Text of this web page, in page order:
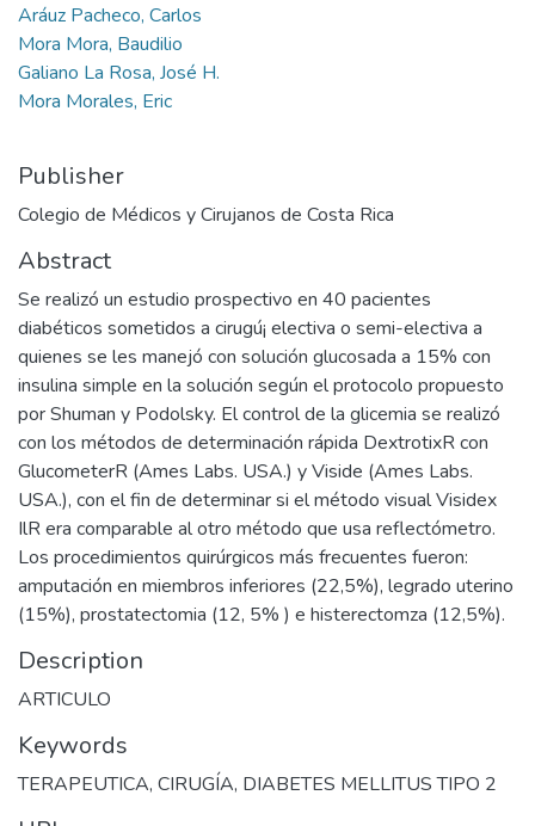
Aráuz Pacheco, Carlos
Mora Mora, Baudilio
Galiano La Rosa, José H.
Mora Morales, Eric
Publisher
Colegio de Médicos y Cirujanos de Costa Rica
Abstract
Se realizó un estudio prospectivo en 40 pacientes
diabéticos sometidos a cirugú¡ electiva o semi-electiva a
quienes se les manejó con solución glucosada a 15% con
insulina simple en la solución según el protocolo propuesto
por Shuman y Podolsky. El control de la glicemia se realizó
con los métodos de determinación rápida DextrotixR con
GlucometerR (Ames Labs. USA.) y Viside (Ames Labs.
USA.), con el fin de determinar si el método visual Visidex
IlR era comparable al otro método que usa reflectómetro.
Los procedimientos quirúrgicos más frecuentes fueron:
amputación en miembros inferiores (22,5%), legrado uterino
(15%), prostatectomia (12, 5% ) e histerectomza (12,5%).
Description
ARTICULO
Keywords
TERAPEUTICA, CIRUGÍA, DIABETES MELLITUS TIPO 2